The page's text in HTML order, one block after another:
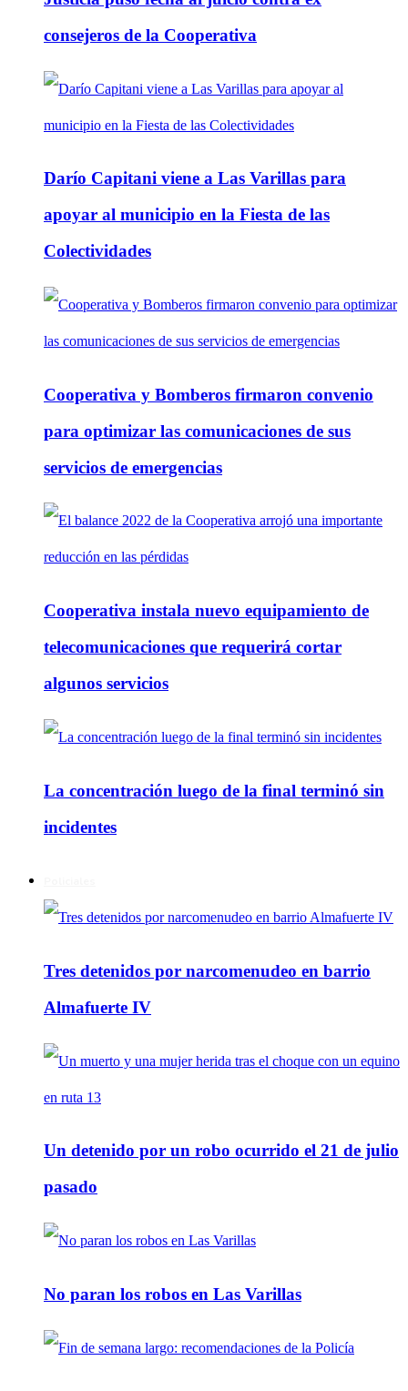
consejeros de la Cooperativa
Darío Capitani viene a Las Varillas para
apoyar al municipio en la Fiesta de las
Colectividades
Cooperativa y Bomberos firmaron convenio
para optimizar las comunicaciones de sus
servicios de emergencias
Cooperativa instala nuevo equipamiento de
telecomunicaciones que requerirá cortar
algunos servicios
La concentración luego de la final terminó sin
incidentes
Tres detenidos por narcomenudeo en barrio
Almafuerte IV
Un detenido por un robo ocurrido el 21 de julio
pasado
No paran los robos en Las Varillas